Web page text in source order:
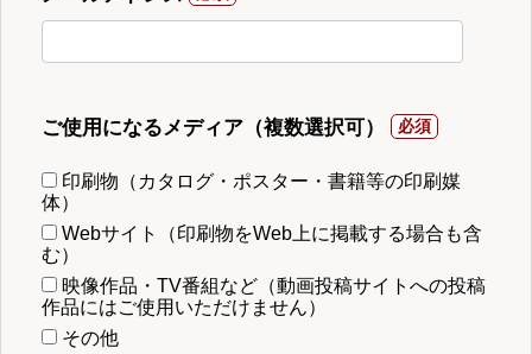
ご使用になるメディア（複数選択可）
印刷物（カタログ・ポスター・書籍等の印刷媒
体）
Webサイト（印刷物をWeb上に掲載する場合も含
む）
映像作品・TV番組など（動画投稿サイトへの投稿
作品にはご使用いただけません）
その他